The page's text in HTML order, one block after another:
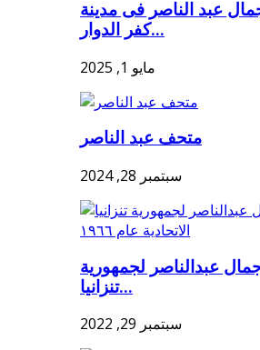
عبد الناصر فى مدينة
كفر الدوار...
مايو 1, 2025
متحف عبد الناصر
سبتمبر 28, 2024
عبدالناصر لجمهورية
تنزانيا...
سبتمبر 29, 2022